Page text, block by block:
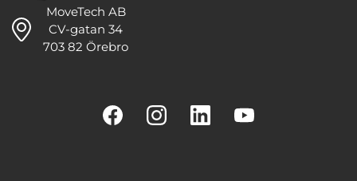
MoveTech AB
CV-gatan 34
703 82 Örebro